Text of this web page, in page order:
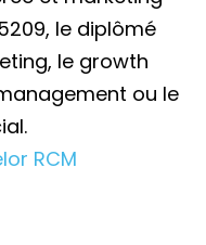
le diplômé
le growth
ou le
RCM